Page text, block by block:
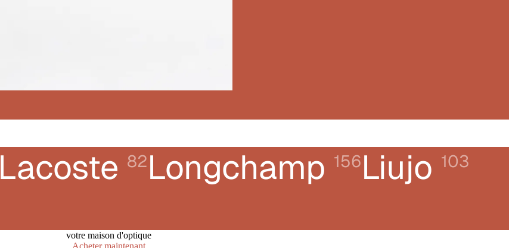
Lacoste 82Longchamp 156Liujo 103
votre maison d'optique
Acheter maintenant